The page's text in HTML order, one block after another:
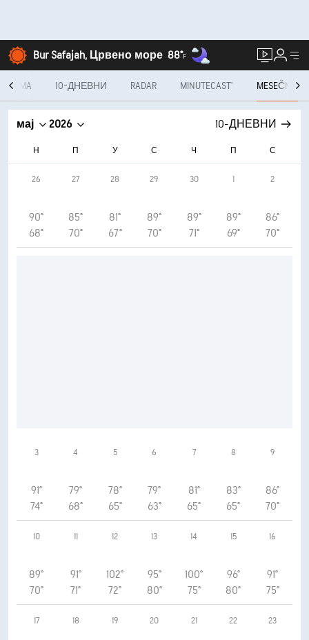
Bur Safajah, Црвено море 88°F
SATIMA 10-ДНЕВНИ RADAR MINUTECAST® MESEČNO
мај 2026 10-ДНЕВНИ
Н П У С Ч П С
26
90°
68°
27
85°
70°
28
81°
67°
29
89°
70°
30
89°
71°
1
89°
69°
2
86°
70°
3
91°
74°
4
79°
68°
5
78°
65°
6
79°
63°
7
81°
65°
8
83°
65°
9
86°
70°
10
89°
70°
11
91°
71°
12
102°
72°
13
95°
80°
14
100°
75°
15
96°
80°
16
91°
75°
17 18 19 20 21 22 23